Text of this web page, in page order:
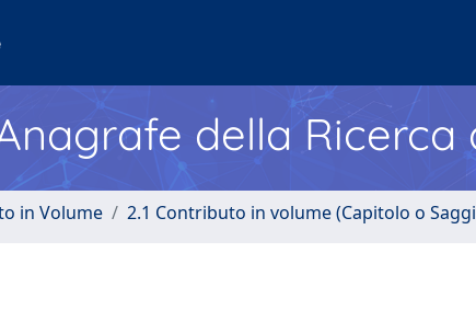
della Ricerca
in Volume 2.1 Contributo in volume (Capitolo o